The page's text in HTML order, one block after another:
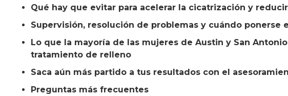
Qué hay que evitar para acelerar la cicatrización y
Supervisión, resolución de problemas y cuándo ponerse
Lo que la mayoría de las mujeres de Austin y San
tratamiento de relleno
Saca aún más partido a tus resultados con el
Preguntas más frecuentes